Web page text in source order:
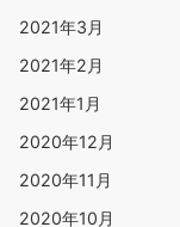
2021年3月
2021年2月
2021年1月
2020年12月
2020年11月
2020年10月